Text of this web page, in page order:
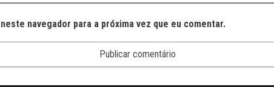
navegador para a próxima vez que eu comentar.